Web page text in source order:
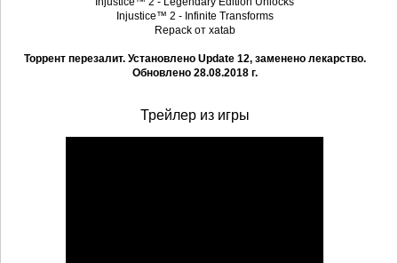
Injustice™ 2 - Infinite Transforms
Repack от xatab
Торрент перезалит. Установлено Update 12, заменено лекарство.
Обновлено 28.08.2018 г.
Трейлер из игры